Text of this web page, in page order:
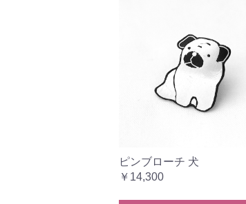
ピンブローチ 犬
￥14,300